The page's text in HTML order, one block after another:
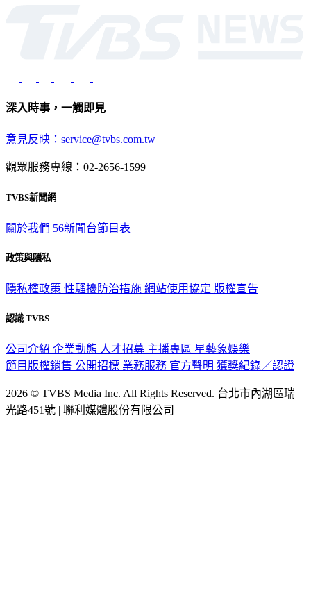
深入時事，一觸即見
意見反映：service@tvbs.com.tw
觀眾服務專線：02-2656-1599
TVBS新聞網
關於我們 56新聞台節目表
政策與隱私
隱私權政策 性騷擾防治措施 網站使用協定 版權宣告
認識 TVBS
公司介紹 企業動態 人才招募 主播專區 星藝象娛樂
節目版權銷售 公開招標 業務服務 官方聲明 獲獎紀錄／認證
2026 © TVBS Media Inc. All Rights Reserved. 台北市內湖區瑞
光路451號 | 聯利媒體股份有限公司